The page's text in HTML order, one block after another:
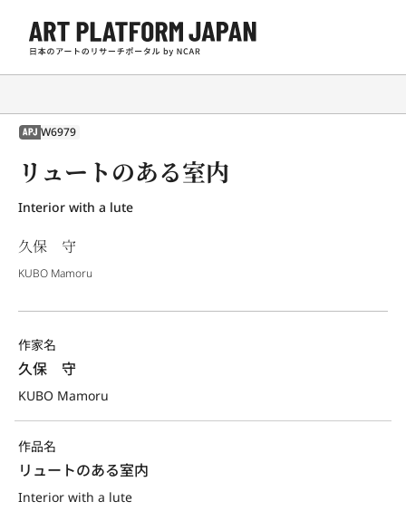
APJ W6979
リュートのある室内
Interior with a lute
久保 守
KUBO Mamoru
作家名
久保　守
KUBO Mamoru
作品名
リュートのある室内
Interior with a lute